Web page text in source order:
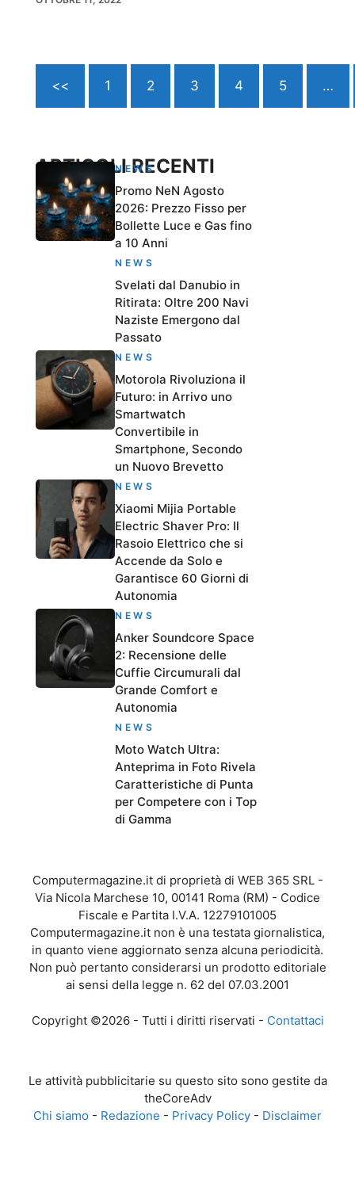
<< 1 2 3 4 5 …
ARTICOLI RECENTI
NEWS
Promo NeN Agosto
2026: Prezzo Fisso per
Bollette Luce e Gas fino
a 10 Anni
NEWS
Svelati dal Danubio in
Ritirata: Oltre 200 Navi
Naziste Emergono dal
Passato
NEWS
Motorola Rivoluziona il
Futuro: in Arrivo uno
Smartwatch
Convertibile in
Smartphone, Secondo
un Nuovo Brevetto
NEWS
Xiaomi Mijia Portable
Electric Shaver Pro: Il
Rasoio Elettrico che si
Accende da Solo e
Garantisce 60 Giorni di
Autonomia
NEWS
Anker Soundcore Space
2: Recensione delle
Cuffie Circumurali dal
Grande Comfort e
Autonomia
NEWS
Moto Watch Ultra:
Anteprima in Foto Rivela
Caratteristiche di Punta
per Competere con i Top
di Gamma
Computermagazine.it di proprietà di WEB 365 SRL -
Via Nicola Marchese 10, 00141 Roma (RM) - Codice
Fiscale e Partita I.V.A. 12279101005
Computermagazine.it non è una testata giornalistica,
in quanto viene aggiornato senza alcuna periodicità.
Non può pertanto considerarsi un prodotto editoriale
ai sensi della legge n. 62 del 07.03.2001
Copyright ©2026 - Tutti i diritti riservati - Contattaci
Le attività pubblicitarie su questo sito sono gestite da
theCoreAdv
Chi siamo - Redazione - Privacy Policy - Disclaimer